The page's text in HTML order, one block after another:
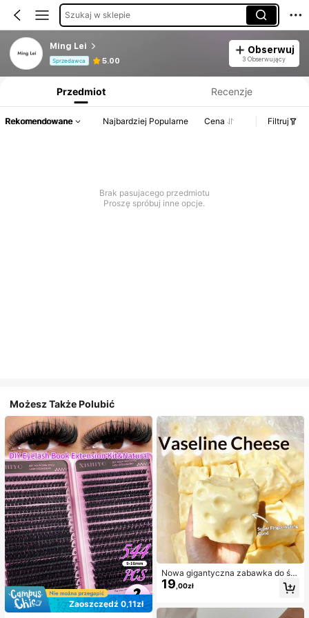
Szukaj w sklepie
Ming Lei
Sprzedawca 5.00
Obserwuj
3 Obserwujący
Przedmiot Recenzje
Rekomendowane Najbardziej Popularne Cena Filtruj
Brak pasujacego przedmiotu
Proszę spróbuj inne opcje.
Możesz Także Polubić
Zaoszczędź 0,11zł
Nowa gigantyczna zabawka do ści
skania w kształcie sera z nadzienie
m, kwadratowa piłka serowa do ści
a, powolne odbijanie, obudowa z T
19,00zł